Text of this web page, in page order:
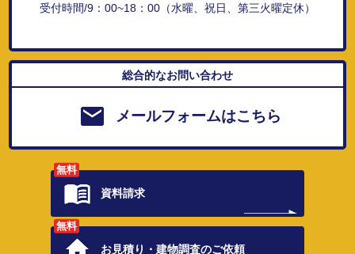
受付時間/9：00~18：00（水曜、祝日、第三火曜定休）
総合的なお問い合わせ
メールフォームはこちら
無料
資料請求
無料
お見積り・建物調査のご依頼